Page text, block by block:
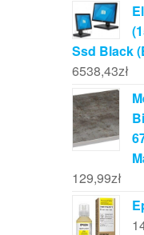
Ssd Black
6538,43zł
129,99zł